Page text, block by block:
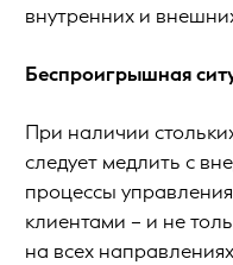
внутренних и
Беспроигрышная
При наличии
следует медлить с
процессы
клиентами – и не
на всех